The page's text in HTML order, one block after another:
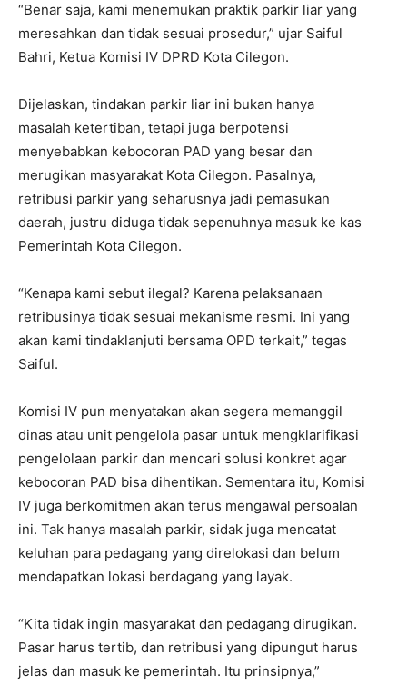
“Benar saja, kami menemukan praktik parkir liar yang
meresahkan dan tidak sesuai prosedur,” ujar Saiful
Bahri, Ketua Komisi IV DPRD Kota Cilegon.
Dijelaskan, tindakan parkir liar ini bukan hanya
masalah ketertiban, tetapi juga berpotensi
menyebabkan kebocoran PAD yang besar dan
merugikan masyarakat Kota Cilegon. Pasalnya,
retribusi parkir yang seharusnya jadi pemasukan
daerah, justru diduga tidak sepenuhnya masuk ke kas
Pemerintah Kota Cilegon.
“Kenapa kami sebut ilegal? Karena pelaksanaan
retribusinya tidak sesuai mekanisme resmi. Ini yang
akan kami tindaklanjuti bersama OPD terkait,” tegas
Saiful.
Komisi IV pun menyatakan akan segera memanggil
dinas atau unit pengelola pasar untuk mengklarifikasi
pengelolaan parkir dan mencari solusi konkret agar
kebocoran PAD bisa dihentikan. Sementara itu, Komisi
IV juga berkomitmen akan terus mengawal persoalan
ini. Tak hanya masalah parkir, sidak juga mencatat
keluhan para pedagang yang direlokasi dan belum
mendapatkan lokasi berdagang yang layak.
“Kita tidak ingin masyarakat dan pedagang dirugikan.
Pasar harus tertib, dan retribusi yang dipungut harus
jelas dan masuk ke pemerintah. Itu prinsipnya,”